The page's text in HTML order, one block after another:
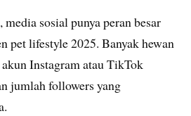
sosial punya peran besar
pet lifestyle 2025. Banyak hewan
Instagram atau TikTok
jumlah followers yang